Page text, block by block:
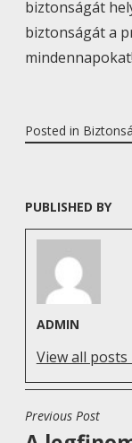
biztonságát
biztonságát a
mindennapokat!
Posted in
PUBLISHED BY
ADMIN
View all posts
B
Previous Post